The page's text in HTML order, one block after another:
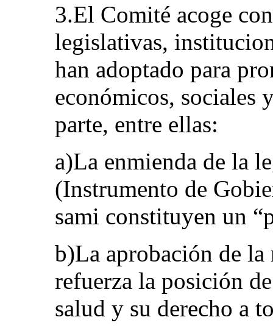
3.El Comité acoge
legislativas,
han adoptado para
económicos, sociales
parte, entre ellas:
a)La enmienda de la
(Instrumento de
sami constituyen un
b)La aprobación de la
refuerza la posición
salud y su derecho a